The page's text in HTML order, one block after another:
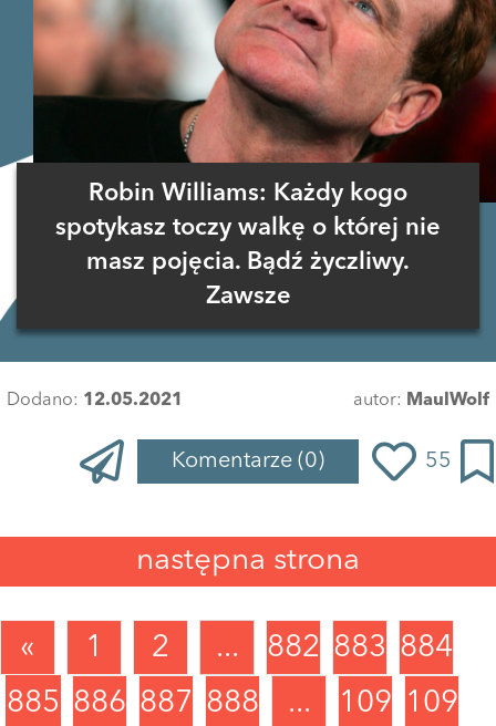
Robin Williams: Każdy kogo
spotykasz toczy walkę o której nie
masz pojęcia. Bądź życzliwy.
Zawsze
Dodano: 12.05.2021 autor: MaulWolf
Komentarze (0) 55
następna strona
« 1 2 ... 882 883 884
885 886 887 888 ... 10901091